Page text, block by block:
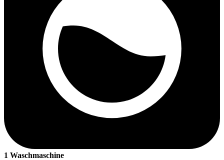
1 Waschmaschine